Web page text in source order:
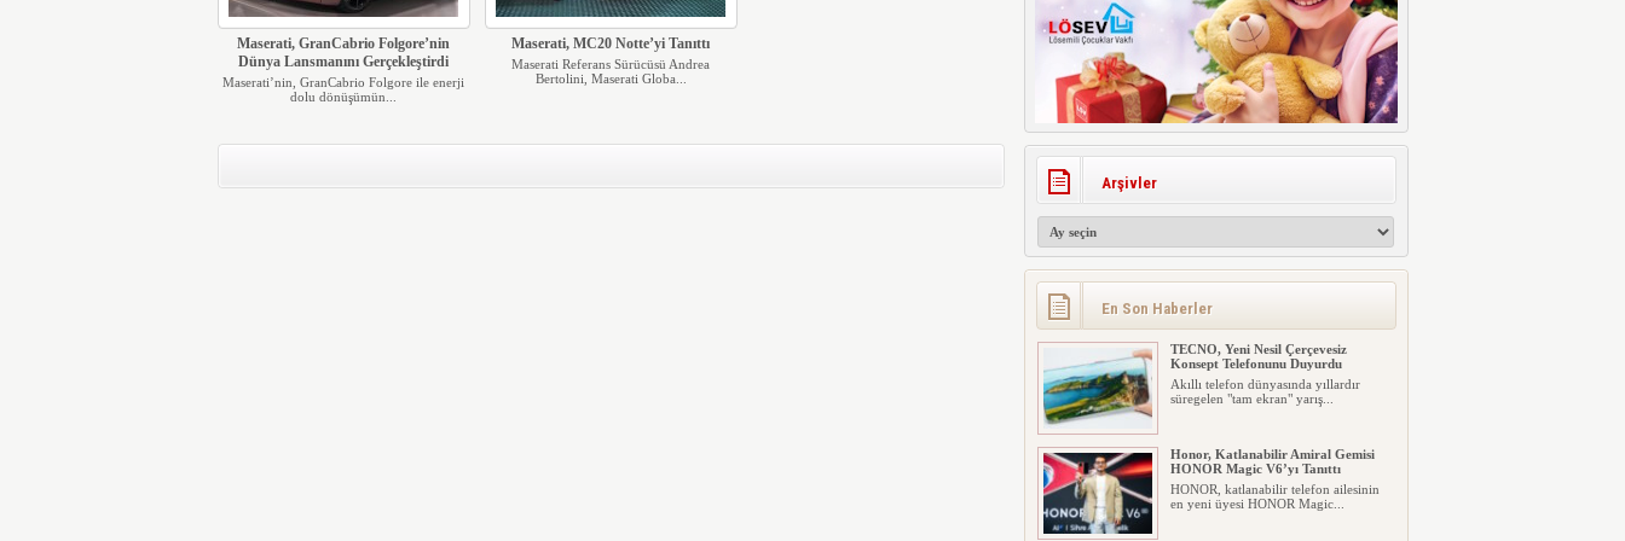
Maserati, GranCabrio Folgore’nin
Dünya Lansmanını Gerçekleştirdi
Maserati’nin, GranCabrio Folgore ile enerji
dolu dönüşümün...
Maserati, MC20 Notte’yi Tanıttı
Maserati Referans Sürücüsü Andrea
Bertolini, Maserati Globa...
Arşivler
En Son Haberler
TECNO, Yeni Nesil Çerçevesiz
Konsept Telefonunu Duyurdu
Akıllı telefon dünyasında yıllardır
süregelen "tam ekran" yarış...
Honor, Katlanabilir Amiral Gemisi
HONOR Magic V6’yı Tanıttı
HONOR, katlanabilir telefon ailesinin
en yeni üyesi HONOR Magic...